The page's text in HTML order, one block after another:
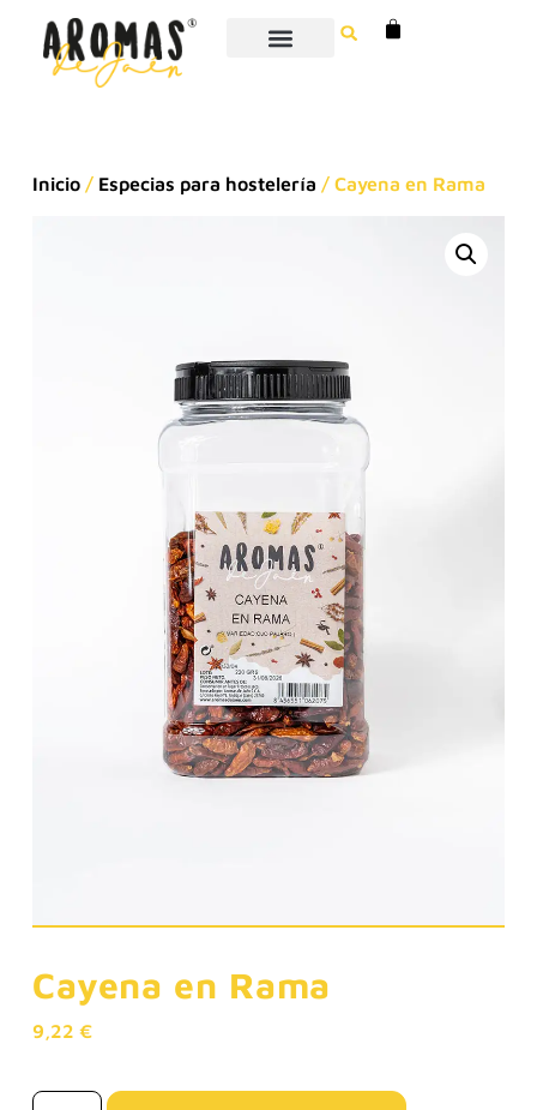
Inicio/ Especias para hostelería / Cayena en Rama
Cayena en Rama
9,22 €